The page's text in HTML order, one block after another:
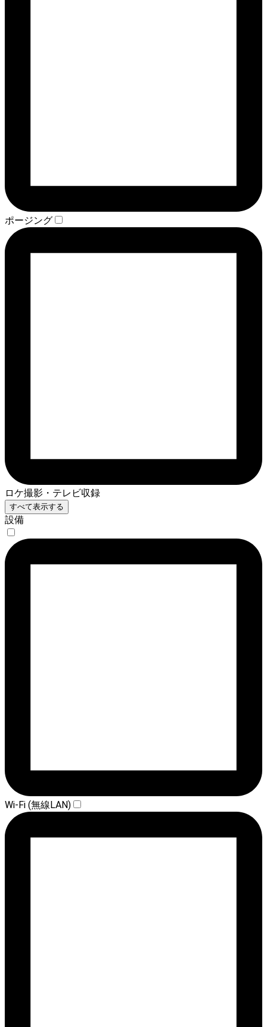
ポージング
ロケ撮影・テレビ収録
すべて表示する
設備
Wi-Fi (無線LAN)